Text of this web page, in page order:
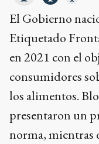
El Gobierno
Etiquetado
en 2021 con el
consumidores
los alimentos.
presentaron un
norma, mientras